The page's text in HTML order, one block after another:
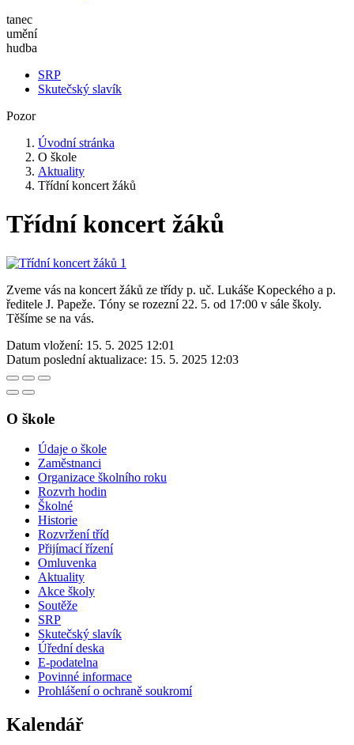
tanec
umění
hudba
SRP
Skutečský slavík
Pozor
Úvodní stránka
O škole
Aktuality
Třídní koncert žáků
Třídní koncert žáků
Zveme vás na koncert žáků ze třídy p. uč. Lukáše Kopeckého a p.
ředitele J. Papeže. Tóny se rozezní 22. 5. od 17:00 v sále školy.
Těšíme se na vás.
Datum vložení: 15. 5. 2025 12:01
Datum poslední aktualizace: 15. 5. 2025 12:03
O škole
Údaje o škole
Zaměstnanci
Organizace školního roku
Rozvrh hodin
Školné
Historie
Rozvržení tříd
Přijímací řízení
Omluvenka
Aktuality
Akce školy
Soutěže
SRP
Skutečský slavík
Úřední deska
E-podatelna
Povinné informace
Prohlášení o ochraně soukromí
Kalendář